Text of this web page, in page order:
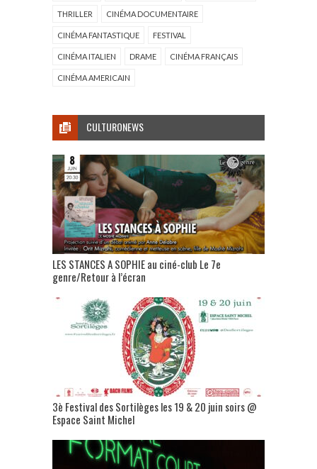
THRILLER CINÉMA DOCUMENTAIRE
CINÉMA FANTASTIQUE FESTIVAL
CINÉMA ITALIEN DRAME CINÉMA FRANÇAIS
CINÉMA AMERICAIN
CULTURONEWS
LES STANCES A SOPHIE au ciné-club Le 7e
genre/Retour à l’écran
3è Festival des Sortilèges les 19 & 20 juin soirs @
Espace Saint Michel